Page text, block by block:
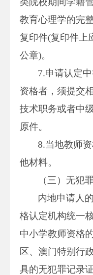
教育心理学的完
复印件(复印件上
公章)。
7.申请认定
资格者，须提交
技术职务或者中
原件。
8.当地教师
他材料。
（三）无犯
内地申请人
格认定机构统一
中小学教师资格
区、澳门特别行
具的无犯罪记录